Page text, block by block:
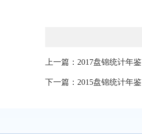
上一篇：2017盘锦统计年鉴
下一篇：2015盘锦统计年鉴